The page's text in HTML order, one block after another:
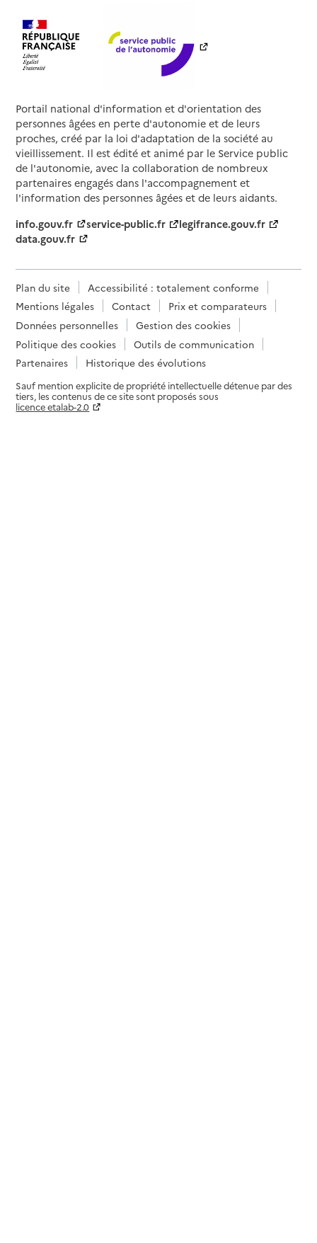
Portail national d'information et d'orientation des
personnes âgées en perte d'autonomie et de leurs
proches, créé par la loi d'adaptation de la société au
vieillissement. Il est édité et animé par le Service public
de l'autonomie, avec la collaboration de nombreux
partenaires engagés dans l'accompagnement et
l'information des personnes âgées et de leurs aidants.
info.gouv.fr
service-public.fr
legifrance.gouv.fr
data.gouv.fr
Plan du site
Accessibilité : totalement conforme
Mentions légales
Contact
Prix et comparateurs
Données personnelles
Gestion des cookies
Politique des cookies
Outils de communication
Partenaires
Historique des évolutions
Sauf mention explicite de propriété intellectuelle détenue par des
tiers, les contenus de ce site sont proposés sous
licence etalab-2.0